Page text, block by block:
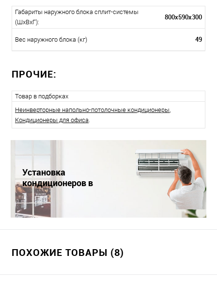
Габариты наружного блока сплит-системы
(ШxВxГ):
800x590x300
Вес наружного блока (кг) 49
ПРОЧИЕ:
Товар в подборках
Неинверторные напольно-потолочные кондиционеры,
Кондиционеры для офиса.
Установка
кондиционеров в
Краснодаре
ПОХОЖИЕ ТОВАРЫ (8)